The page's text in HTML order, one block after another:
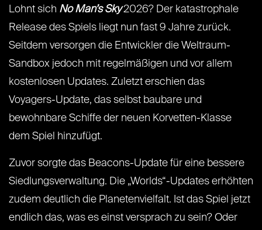
Lohnt sich No Man’s Sky2026? Der katastrophale
Release des Spiels liegt nun fast 9 Jahre zurück.
Seitdem versorgen die Entwickler die Weltraum-
Sandbox jedoch mit regelmäßigen und vor allem
kostenlosen Updates. Zuletzt erschien das
Voyagers-Update, das selbst baubare und
bewohnbare Schiffe der neuen Korvetten-Klasse
dem Spiel hinzufügt.
Zuvor sorgte das Beacons-Update für eine bessere
Siedlungsverwaltung. Die „Worlds“-Updates erhöhten
zudem deutlich die Planetenvielfalt. Ist das Spiel jetzt
endlich das, was es einst versprach zu sein? Oder